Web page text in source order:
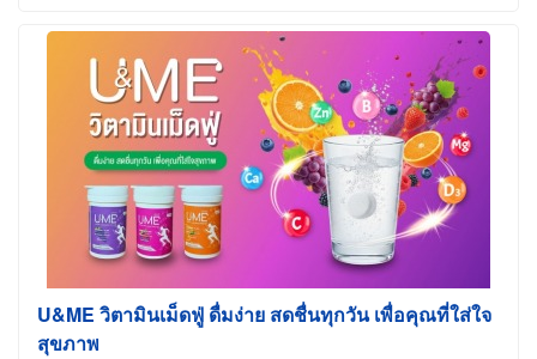
U&ME วิตามินเม็ดฟู่ ดื่มง่าย สดชื่นทุกวัน เพื่อคุณที่ใส่ใจ
สุขภาพ